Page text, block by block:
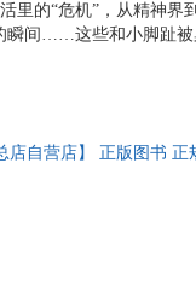
里的“危机”，从精神
瞬间……这些和小脚趾
处有什么》时的一句话
自营店】 正版图书